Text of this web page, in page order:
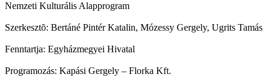
Nemzeti Kulturális Alapprogram
Szerkesztõ: Bertáné Pintér Katalin, Mózessy Gergely, Ugrits Tamás
Fenntartja: Egyházmegyei Hivatal
Programozás: Kapási Gergely – Florka Kft.